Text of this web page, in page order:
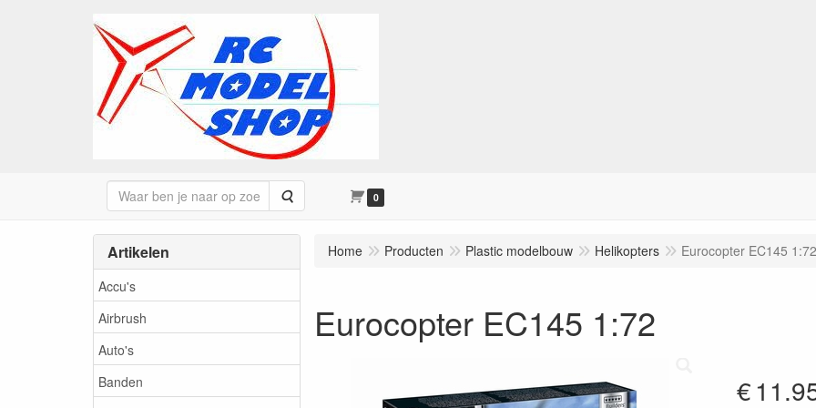
Zoeken 0
Artikelen
Accu's
Airbrush
Auto's
Banden
Home Producten Plastic modelbouw Helikopters Eurocopter EC145 1:72
Eurocopter EC145 1:72
€